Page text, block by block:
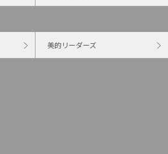
美的リーダーズ